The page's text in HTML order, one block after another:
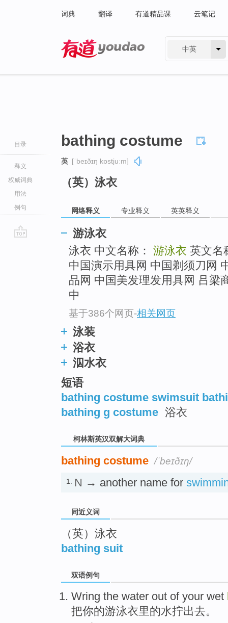
词典 翻译 有道精品课 云笔记
中英
目录
释义
权威词典
用法
例句
bathing costume
英 [ˈbeɪðɪŋ kɒstjuːm]
（英）泳衣
网络释义 专业释义 英英释义
游泳衣
泳衣 中文名称： 游泳衣 英文名
中国演示用具网 中国剃须刀网
品网 中国美发理发用具网 吕梁
中
基于386个网页-相关网页
泳装
浴衣
泅水衣
短语
bathing costume swimsuit
bathing g costume 浴衣
柯林斯英汉双解大词典
bathing costume /ˈbeɪðɪŋ/
1. N → another name for
同近义词
（英）泳衣
bathing suit
双语例句
Wring the water out of your wet
把你的游泳衣里的水拧出去。